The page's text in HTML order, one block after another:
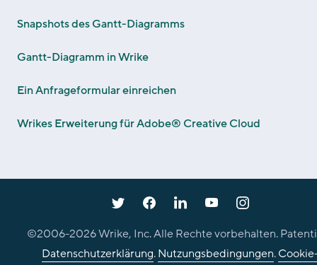
Snapshots des Gantt-Diagramms
Gantt-Diagramm in Wrike
Ein Anfrageformular einreichen
Wrikes Erweiterung für Adobe® Creative Cloud
©2006-2026Wrike, Inc. Alle Rechte vorbehalten.
Datenschutzerklärung.Nutzungsbedingungen.